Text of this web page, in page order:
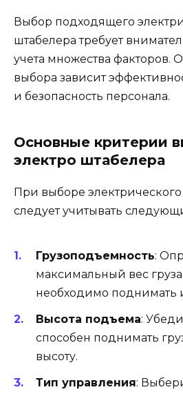
Выбор подходящего
штабелера требует
учета множества факторов.
выбора зависит
и безопасность персонала.
Основные критерии
электро штабелера
При выборе
следует учитывать
Грузоподъемность:
максимальный вес
необходимо поднимать
Высота подъема:
способен поднимать
высоту.
Тип управления: